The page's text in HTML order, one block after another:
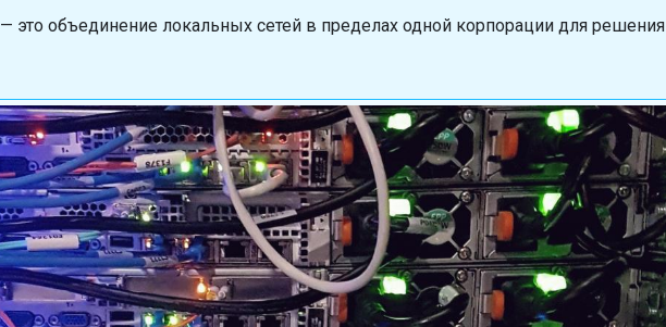
— это объединение локальных сетей в пределах одной корпорации для решения